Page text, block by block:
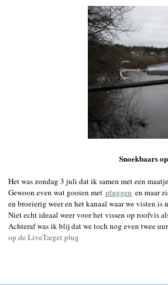
Snoekbaars
Het was zondag 3 juli dat ik samen met een
Gewoon even wat gooien met pluggen en maar
en broeierig weer en het kanaal waar we visten
Niet echt ideaal weer voor het vissen op roofvis
Achteraf was ik blij dat we toch nog even twee
op de LiveTarget plug